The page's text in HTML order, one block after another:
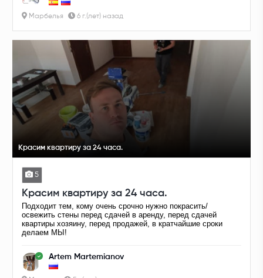
Марбелья 6 г.(лет) назад
Красим квартиру за 24 часа.
5
Красим квартиру за 24 часа.
Подходит тем, кому очень срочно нужно покрасить/
освежить стены перед сдачей в аренду, перед сдачей
квартиры хозяину, перед продажей, в кратчайшие сроки
делаем МЫ!
Artem Martemianov